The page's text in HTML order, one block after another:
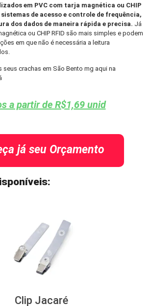
em PVC com tarja magnética ou CHIP
sistemas de acesso e controle de frequência,
dos dados de maneira rápida e precisa. Já
ou CHIP RFID são mais simples e podem
em que não é necessária a leitura
crachas em São Bento mg aqui na
a partir de R$1,69 unid
já seu Orçamento
Clip Jacaré